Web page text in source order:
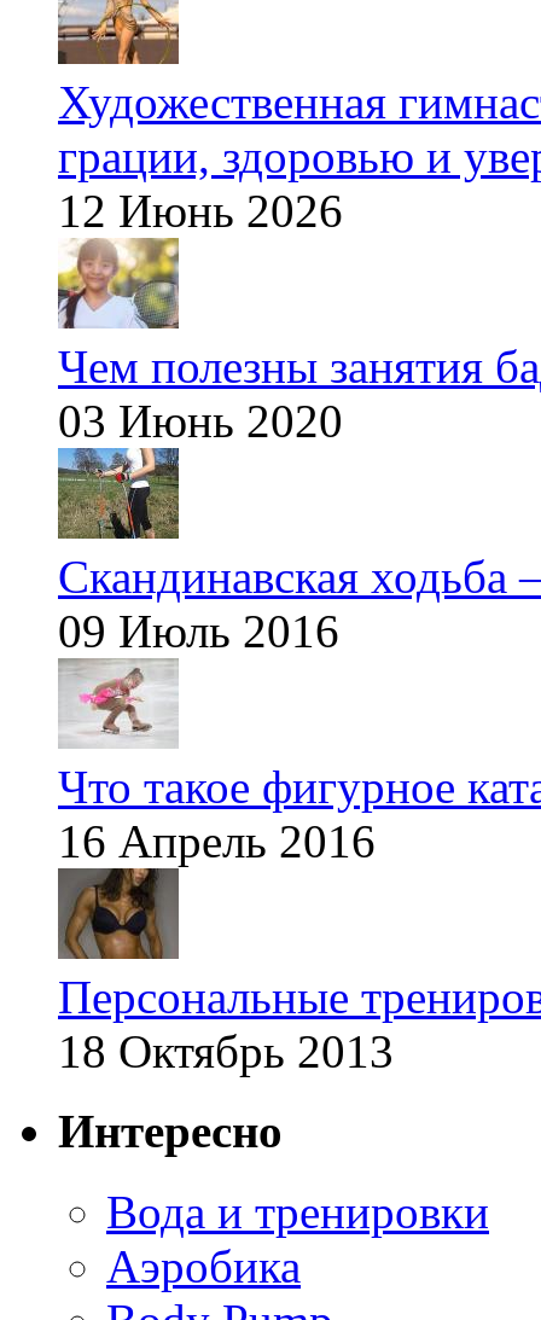
Художественная
грации, здоровью и
12 Июнь 2026
Чем полезны занятия
03 Июнь 2020
Скандинавская ходьба
09 Июль 2016
Что такое фигурное
16 Апрель 2016
Персональные
18 Октябрь 2013
Интересно
Вода и тренировки
Аэробика